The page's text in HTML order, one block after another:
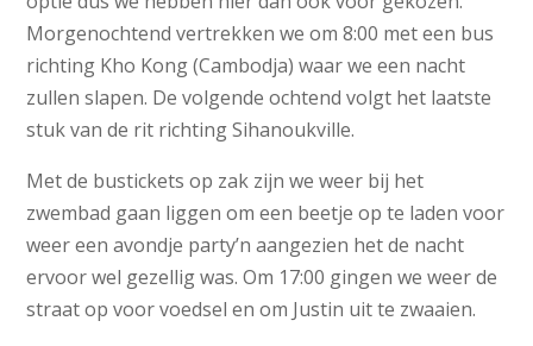
Morgenochtend vertrekken we om 8:00 met een bus
richting Kho Kong (Cambodja) waar we een nacht
zullen slapen. De volgende ochtend volgt het laatste
stuk van de rit richting Sihanoukville.
Met de bustickets op zak zijn we weer bij het
zwembad gaan liggen om een beetje op te laden voor
weer een avondje party’n aangezien het de nacht
ervoor wel gezellig was. Om 17:00 gingen we weer de
straat op voor voedsel en om Justin uit te zwaaien.